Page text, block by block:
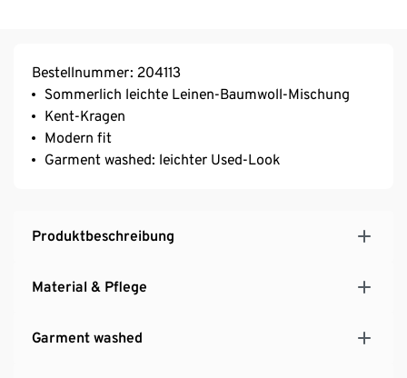
Bestellnummer: 204113
Sommerlich leichte Leinen-Baumwoll-Mischung
Kent-Kragen
Modern fit
Garment washed: leichter Used-Look
Produktbeschreibung
Material & Pflege
Garment washed